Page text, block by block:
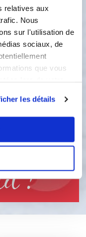
relatives aux
Nous
sur l'utilisation de
sociaux, de
que vous
les détails
7
mise sous vide
Au moment de
et la menthe
la coriandre et
et pignons
de
sur la photo)
!